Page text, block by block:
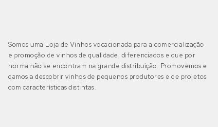
Somos uma Loja de Vinhos vocacionada para a comercialização
e promoção de vinhos de qualidade, diferenciados e que por
norma não se encontram na grande distribuição. Promovemos e
damos a descobrir vinhos de pequenos produtores e de projetos
com características distintas.